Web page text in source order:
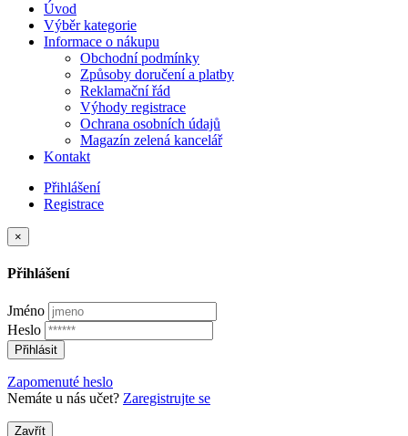
Úvod
Výběr kategorie
Informace o nákupu
Obchodní podmínky
Způsoby doručení a platby
Reklamační řád
Výhody registrace
Ochrana osobních údajů
Magazín zelená kancelář
Kontakt
Přihlášení
Registrace
×
Přihlášení
Jméno
Heslo
Přihlásit
Zapomenuté heslo
Nemáte u nás učet? Zaregistrujte se
Zavřít